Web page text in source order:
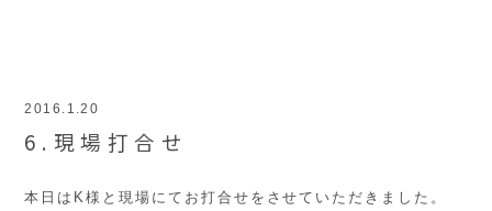
2016.1.20
6.現場打合せ
本日はK様と現場にてお打合せをさせていただきました。